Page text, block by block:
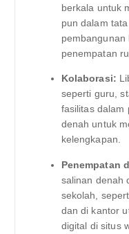
berkala untuk
pun dalam
penempatan
Kolaborasi:
seperti guru,
fasilitas dalam
denah untuk
kelengkapan.
Penempatan
salinan denah
sekolah,
dan di kantor
digital di situs